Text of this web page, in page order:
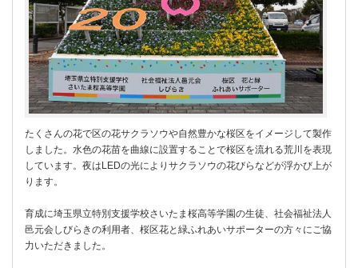
たくさんの花で区の花サクラソウや自然豊かな桜区をイメージして製作
しました。水色の花苗を曲線に設置することで桜区を流れる荒川を表現
しています。夜はLEDの光によりサクラソウの花びらなどが浮かび上が
ります。
育成に埼玉県立特別支援学校さいたま桜高等学園の生徒、社会福祉法人
邑元会しびらきの利用者、桜区花と緑ふれあいサポーターの方々にご協
力いただきました。